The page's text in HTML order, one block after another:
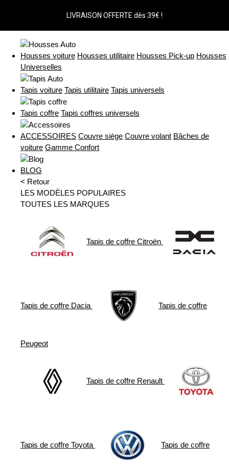
LIVRAISON OFFERTE dès 39€ !
Housses voiture Housses utilitaire Housses Pick-up Housses
Universelles
Tapis voiture Tapis utilitaire Tapis universels
Tapis coffre Tapis coffres universels
ACCESSOIRES Couvre siège Couvre volant Bâches de
voiture Gamme Confort
BLOG
< Retour
LES MODÈLES POPULAIRES
TOUTES LES MARQUES
Tapis de coffre Citroën
Tapis de coffre Dacia Tapis de coffre
Peugeot
Tapis de coffre Renault
Tapis de coffre Toyota Tapis de coffre